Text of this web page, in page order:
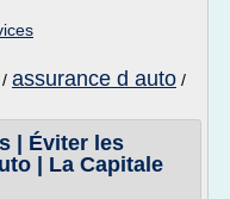
/ assurance d auto /
| Éviter les
| La Capitale